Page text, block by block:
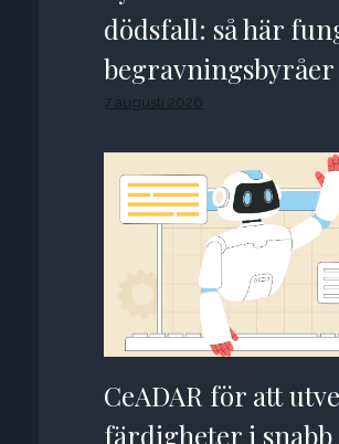
dödsfall: så här
begravningsbyråer
7 augusti 2026
CeADAR för att
färdigheter i snabb